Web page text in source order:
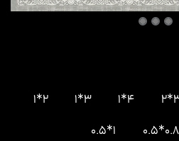
4*1
3*1
2*1
0.8*0.5
1*0.5